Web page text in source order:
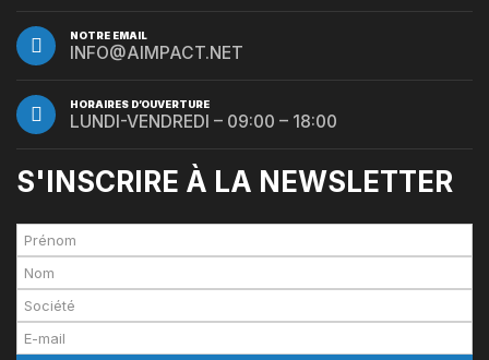
NOTRE EMAIL
INFO@AIMPACT.NET
HORAIRES D’OUVERTURE
LUNDI-VENDREDI – 09:00 – 18:00
S'INSCRIRE À LA NEWSLETTER